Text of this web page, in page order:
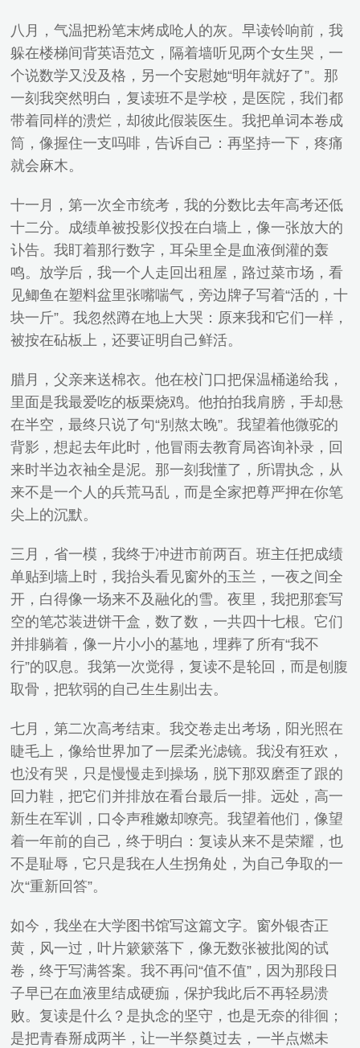
八月，气温把粉笔末烤成呛人的灰。早读铃响前，我
躲在楼梯间背英语范文，隔着墙听见两个女生哭，一
个说数学又没及格，另一个安慰她“明年就好了”。那
一刻我突然明白，复读班不是学校，是医院，我们都
带着同样的溃烂，却彼此假装医生。我把单词本卷成
筒，像握住一支吗啡，告诉自己：再坚持一下，疼痛
就会麻木。
十一月，第一次全市统考，我的分数比去年高考还低
十二分。成绩单被投影仪投在白墙上，像一张放大的
讣告。我盯着那行数字，耳朵里全是血液倒灌的轰
鸣。放学后，我一个人走回出租屋，路过菜市场，看
见鲫鱼在塑料盆里张嘴喘气，旁边牌子写着“活的，十
块一斤”。我忽然蹲在地上大哭：原来我和它们一样，
被按在砧板上，还要证明自己鲜活。
腊月，父亲来送棉衣。他在校门口把保温桶递给我，
里面是我最爱吃的板栗烧鸡。他拍拍我肩膀，手却悬
在半空，最终只说了句“别熬太晚”。我望着他微驼的
背影，想起去年此时，他冒雨去教育局咨询补录，回
来时半边衣袖全是泥。那一刻我懂了，所谓执念，从
来不是一个人的兵荒马乱，而是全家把尊严押在你笔
尖上的沉默。
三月，省一模，我终于冲进市前两百。班主任把成绩
单贴到墙上时，我抬头看见窗外的玉兰，一夜之间全
开，白得像一场来不及融化的雪。夜里，我把那套写
空的笔芯装进饼干盒，数了数，一共四十七根。它们
并排躺着，像一片小小的墓地，埋葬了所有“我不
行”的叹息。我第一次觉得，复读不是轮回，而是刨腹
取骨，把软弱的自己生生剔出去。
七月，第二次高考结束。我交卷走出考场，阳光照在
睫毛上，像给世界加了一层柔光滤镜。我没有狂欢，
也没有哭，只是慢慢走到操场，脱下那双磨歪了跟的
回力鞋，把它们并排放在看台最后一排。远处，高一
新生在军训，口令声稚嫩却嘹亮。我望着他们，像望
着一年前的自己，终于明白：复读从来不是荣耀，也
不是耻辱，它只是我在人生拐角处，为自己争取的一
次“重新回答”。
如今，我坐在大学图书馆写这篇文字。窗外银杏正
黄，风一过，叶片簌簌落下，像无数张被批阅的试
卷，终于写满答案。我不再问“值不值”，因为那段日
子早已在血液里结成硬痂，保护我此后不再轻易溃
败。复读是什么？是执念的坚守，也是无奈的徘徊；
是把青春掰成两半，让一半祭奠过去，一半点燃未